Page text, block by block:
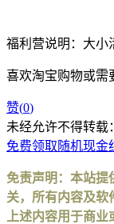
福利营说明：大小
喜欢淘宝购物或需
赞(0)
未经允许不得转载：
免费领取随机现金
免责声明：本站提
关，所有内容及软
上述内容用于商